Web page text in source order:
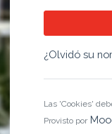
¿Olvidó su
Las 'Cookies'
Provisto por